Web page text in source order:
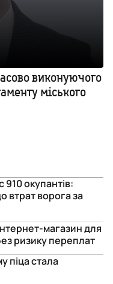
виконуючого
міського
910 окупантів:
втрат ворога за
магазин для
ризику переплат
піца стала